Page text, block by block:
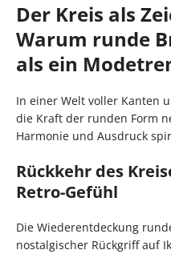
Der Kreis als
Warum runde
als ein
In einer Welt voller Kanten
die Kraft der runden Form
Harmonie und Ausdruck
Rückkehr des
Retro-Gefühl
Die Wiederentdeckung
nostalgischer Rückgriff auf